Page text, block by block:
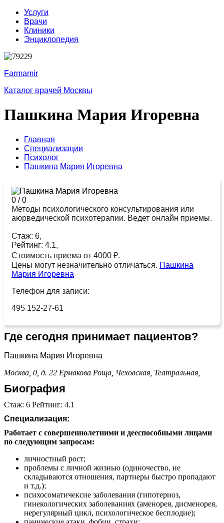
Услуги
Врачи
Клиники
Энциклопедия
Farmamir
Каталог врачей Москвы
Пашкина Мария Игоревна
Главная
Специализации
Психолог
Пашкина Мария Игоревна
0 /0
Методы психологического консультирования или
аюрведической психотерапии. Ведет онлайн приемы.
Стаж: 6,
Рейтинг: 4.1,
Стоимость приема от 4000 ₽.
Цены могут незначительно отличаться. Пашкина
Мария Игоревна
Телефон для записи:
495 152-27-61
Где сегодня принимает пациентов?
Пашкина Мария Игоревна
Москва, 0, д. 22 Ермакова Роща, Чеховская, Театральная,
Биография
Стаж: 6 Рейтинг: 4.1
Специализация:
Работает с совершеннолетними и дееспособными лицами
по следующим запросам:
личностный рост;
проблемы с личной жизнью (одиночество, не
складываются отношения, партнеры быстро пропадают
и т.д.);
психосоматичексие заболевания (гипотериоз,
гинекологических заболеваниях (аменорея, дисменорея,
нерегулярный цикл, психологическое бесплодие);